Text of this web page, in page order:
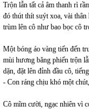
Trộn lẫn tất cả âm thanh rì
đó thút thít suýt xoa, vài
trùm lên cô như bao bọc cô
Một bóng áo vàng tiến đến
mùi hương băng phiến trộn
dặn, đặt lên đỉnh đầu cô,
- Con ráng chịu khó một
Cô mĩm cười, ngạc nhiên vì